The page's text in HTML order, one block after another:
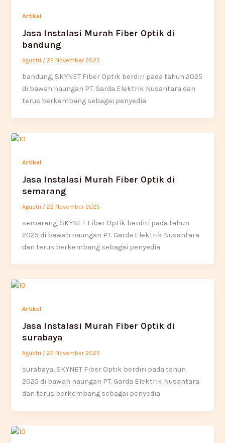
Artikel
Jasa Instalasi Murah Fiber Optik di
bandung
Agustri / 22 November 2025
bandung, SKYNET Fiber Optik berdiri pada tahun 2025
di bawah naungan PT. Garda Elektrik Nusantara dan
terus berkembang sebagai penyedia
Artikel
Jasa Instalasi Murah Fiber Optik di
semarang
Agustri / 22 November 2025
semarang, SKYNET Fiber Optik berdiri pada tahun
2025 di bawah naungan PT. Garda Elektrik Nusantara
dan terus berkembang sebagai penyedia
Artikel
Jasa Instalasi Murah Fiber Optik di
surabaya
Agustri / 22 November 2025
surabaya, SKYNET Fiber Optik berdiri pada tahun
2025 di bawah naungan PT. Garda Elektrik Nusantara
dan terus berkembang sebagai penyedia